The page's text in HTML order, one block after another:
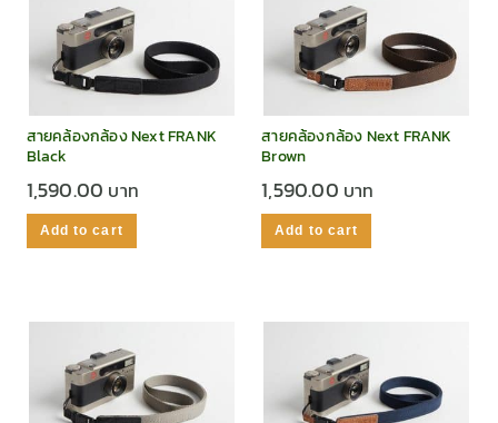
สายคล้องกล้อง Next FRANK
Black
1,590.00
Add to cart
สายคล้องกล้อง Next FRANK
Brown
1,590.00
Add to cart